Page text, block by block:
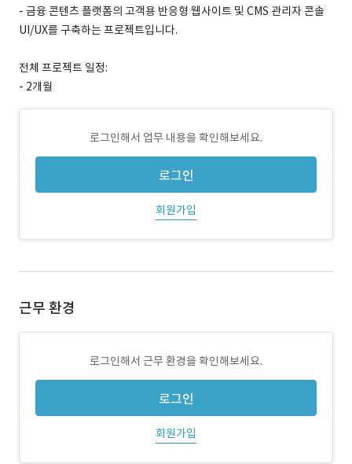
- 금융 콘텐츠 플랫폼의 고객용 반응형 웹사이트 및 CMS 관리자 콘솔
UI/UX를 구축하는 프로젝트입니다.
전체 프로젝트 일정:
- 2개월
로그인해서 업무 내용을 확인해보세요.
로그인
회원가입
근무 환경
로그인해서 근무 환경을 확인해보세요.
로그인
회원가입